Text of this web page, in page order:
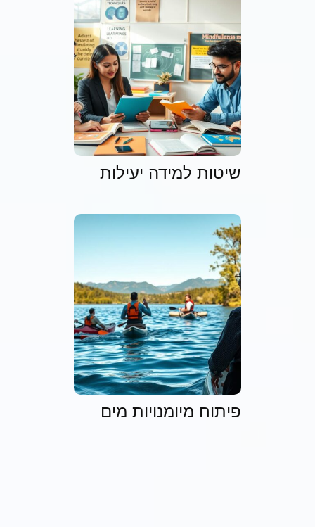
שיטות למידה יעילות
פיתוח מיומנויות מים